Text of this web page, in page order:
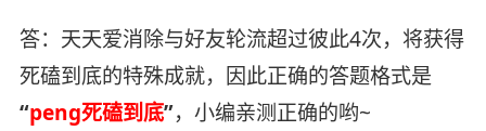
答：天天爱消除与好友轮流超过彼此4次，将获得
死磕到底的特殊成就，因此正确的答题格式是
“peng死磕到底”，小编亲测正确的哟~